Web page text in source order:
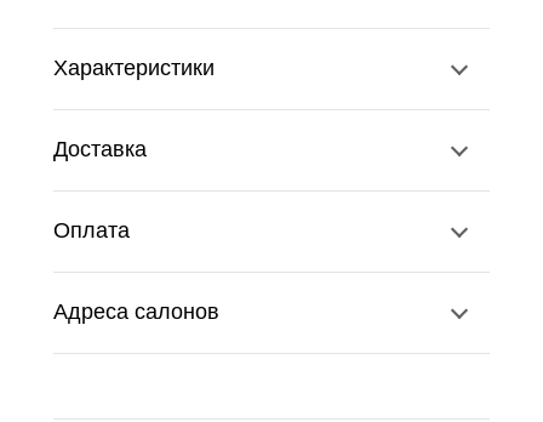
Характеристики
Доставка
Оплата
Адреса салонов